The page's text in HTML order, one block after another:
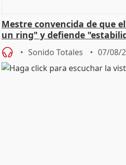
Mestre convencida de que
un ring" y defiende
Vox
Sonido Totales 07/08/